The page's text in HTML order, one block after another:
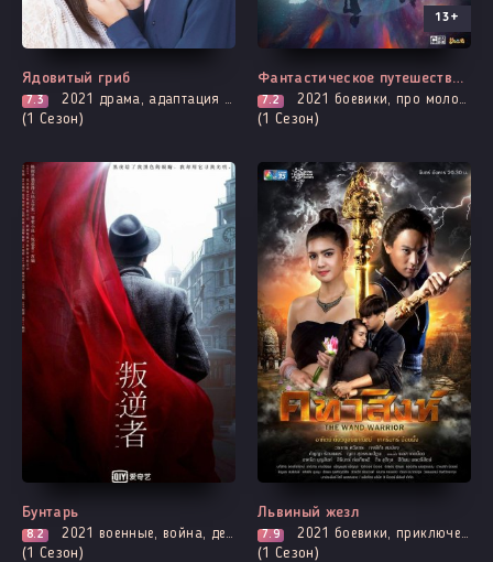
Все серии
Ядовитый гриб
7.3 2021 драма, адаптация манги, про молодость и любовь, романтика
(1 Сезон)
Выходит - 2 Серия
13+
Фантастическое путешествие на Запад
7.2 2021 боевики, про молодость и любовь, приключения, романтика, фэнтези
(1 Сезон)
Бунтарь
8.2 2021 военные, война, детектив, драма, история, криминал, адаптация новел, триллер
(1 Сезон)
Выходит - 10 Серия
Львиный жезл
7.9 2021 боевики, приключения, романтика, фэнтези
(1 Сезон)